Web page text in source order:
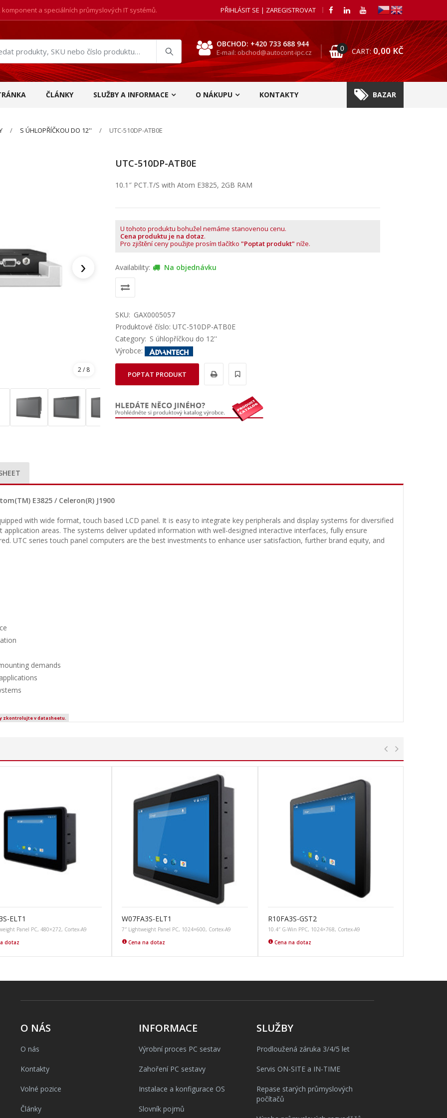
a speciálních průmyslových IT systémů. PŘIHLÁSIT SE | ZAREGISTROVAT
OBCHOD: +420 733 688 944
E-mail: obchod@autocont-ipc.cz 0 CART: 0,00KČ
ČLÁNKY SLUŽBY A INFORMACE O NÁKUPU KONTAKTY BAZAR
S ÚHLOPŘÍČKOU DO 12'' UTC-510DP-ATB0E
›
2/ 8
UTC-510DP-ATB0E
10.1″ PCT.T/S with Atom E3825, 2GB RAM
U tohoto produktu bohužel nemáme stanovenou cenu.
Cena produktu je na dotaz.
Pro zjištění ceny použijte prosím tlačítko "Poptat produkt" níže.
Availability: Na objednávku
SKU: GAX0005057
Produktové číslo: UTC-510DP-ATB0E
Category: S úhlopříčkou do 12''
Výrobce:
POPTAT PRODUKT
E3825 / Celeron(R) J1900
with wide format, touch based LCD panel. It is easy to integrate key peripherals and display systems for diversified
areas. The systems deliver updated information with well-designed interactive interfaces, fully ensure
UTC series touch panel computers are the best investments to enhance user satisfaction, further brand equity, and
demands
zkontrolujte v datasheetu.
ELT1
Panel PC, 480×272, Cortex-A9
dotaz
W07FA3S-ELT1
7″ Lightweight Panel PC, 1024×600, Cortex-A9
Cena na dotaz
R10FA3S-GST2
10.4″ G-Win PPC, 1024×768, Cortex-A9
Cena na dotaz
O NÁS
O nás
Kontakty
Volné pozice
Články
INFORMACE
Výrobní proces PC sestav
Zahoření PC sestavy
Instalace a konfigurace OS
Slovník pojmů
SLUŽBY
Prodloužená záruka 3/4/5 let
Servis ON-SITE a IN-TIME
Repase starých průmyslových
počítačů